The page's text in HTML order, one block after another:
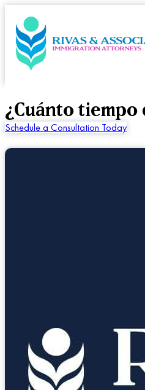
¿Cuánto tiempo
Schedule a Consultation Today